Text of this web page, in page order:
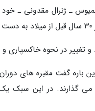
شد که بطلمیوس ـ ژنرال
تغییر در نحوه خاکسپاری
باره گفت مقبره های
می گذارند. در این سبک